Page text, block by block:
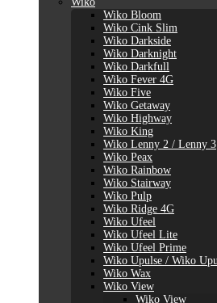
Wiko Bloom
Wiko Cink Slim
Wiko Darkside
Wiko Darknight
Wiko Darkfull
Wiko Fever 4G
Wiko Five
Wiko Getaway
Wiko Highway
Wiko King
Wiko Lenny 2 / Lenny 3
Wiko Peax
Wiko Rainbow
Wiko Stairway
Wiko Pulp
Wiko Ridge 4G
Wiko Ufeel
Wiko Ufeel Lite
Wiko Ufeel Prime
Wiko Upulse / Wiko
Wiko Wax
Wiko View
Wiko View